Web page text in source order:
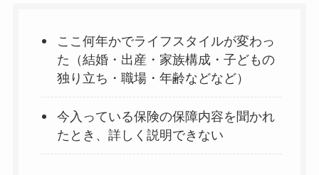
ここ何年かでライフスタイルが変わっ
た（結婚・出産・家族構成・子どもの
独り立ち・職場・年齢などなど）
今入っている保険の保障内容を聞かれ
たとき、詳しく説明できない